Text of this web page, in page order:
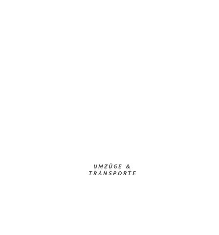
UMZÜGE &
TRANSPORTE